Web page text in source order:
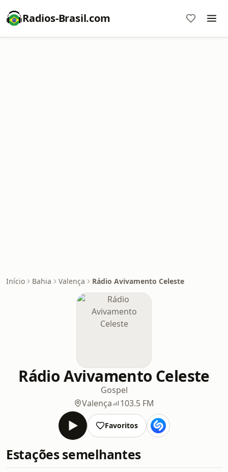
Radios-Brasil.com
Início Bahia Valença Rádio Avivamento Celeste
Rádio Avivamento Celeste
Gospel
Valença
103.5 FM
Favoritos
Estações semelhantes